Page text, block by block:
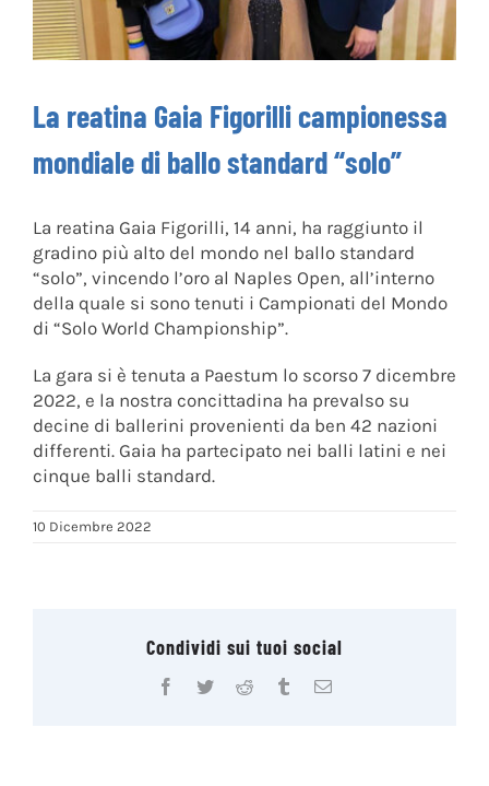
La reatina Gaia Figorilli campionessa
mondiale di ballo standard “solo”
La reatina Gaia Figorilli, 14 anni, ha raggiunto il
gradino più alto del mondo nel ballo standard
“solo”, vincendo l’oro al Naples Open, all’interno
della quale si sono tenuti i Campionati del Mondo
di “Solo World Championship”.
La gara si è tenuta a Paestum lo scorso 7 dicembre
2022, e la nostra concittadina ha prevalso su
decine di ballerini provenienti da ben 42 nazioni
differenti. Gaia ha partecipato nei balli latini e nei
cinque balli standard.
10 Dicembre 2022
Condividi sui tuoi social
Facebook
TwitterReddit TumblrEmail